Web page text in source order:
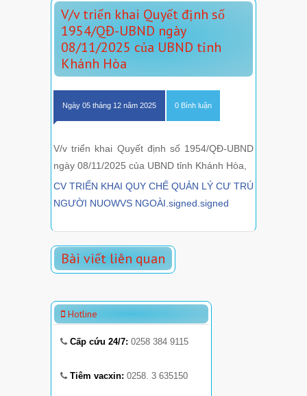
V/v triển khai Quyết định số
1954/QĐ-UBND ngày
08/11/2025 của UBND tỉnh
Khánh Hòa
Ngày 05 tháng 12 năm 2025 0 Bình luận
V/v triển khai Quyết định số 1954/QĐ-UBND
ngày 08/11/2025 của UBND tỉnh Khánh Hòa,
CV TRIỂN KHAI QUY CHẾ QUẢN LÝ CƯ TRÚ
NGƯỜI NUOWVS NGOÀI.signed.signed
Bài viết liên quan
Hotline
Cấp cứu 24/7: 0258 384 9115
Tiêm vacxin: 0258. 3 635150